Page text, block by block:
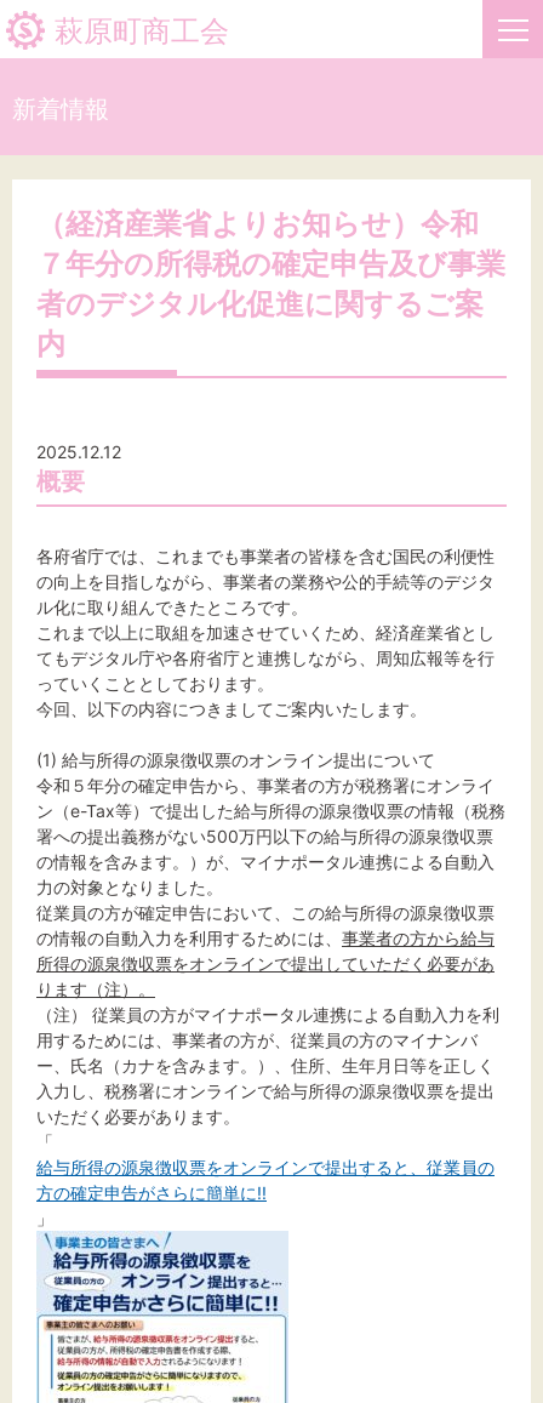
萩原町商工会
事業者・創業者の方へ
関係機関の方へ
萩原町商工会について
文字サイズ
標準 拡大
背景色
黒
新着情報
（経済産業省よりお知らせ）令和
７年分の所得税の確定申告及び事業
者のデジタル化促進に関するご案
内
2025.12.12
概要
各府省庁では、これまでも事業者の皆様を含む国民の利便性
の向上を目指しながら、事業者の業務や公的手続等のデジタ
ル化に取り組んできたところです。
これまで以上に取組を加速させていくため、経済産業省とし
てもデジタル庁や各府省庁と連携しながら、周知広報等を行
っていくこととしております。
今回、以下の内容につきましてご案内いたします。
(1) 給与所得の源泉徴収票のオンライン提出について
令和５年分の確定申告から、事業者の方が税務署にオンライ
ン（e-Tax等）で提出した給与所得の源泉徴収票の情報（税務
署への提出義務がない500万円以下の給与所得の源泉徴収票
の情報を含みます。）が、マイナポータル連携による自動入
力の対象となりました。
従業員の方が確定申告において、この給与所得の源泉徴収票
の情報の自動入力を利用するためには、 事業者の方から給与
所得の源泉徴収票をオンラインで提出していただく必要があ
ります（注）。
（注） 従業員の方がマイナポータル連携による自動入力を利
用するためには、事業者の方が、従業員の方のマイナンバ
ー、氏名（カナを含みます。）、住所、生年月日等を正しく
入力し、税務署にオンラインで給与所得の源泉徴収票を提出
いただく必要があります。
「
給与所得の源泉徴収票をオンラインで提出すると、従業員の
方の確定申告がさらに簡単に!!
」